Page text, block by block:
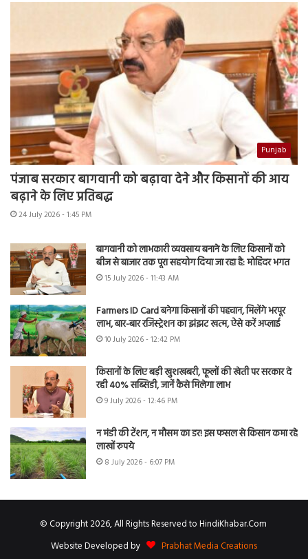
Punjab
पंजाब सरकार बागवानी को बढ़ावा देने और किसानों की आय
बढ़ाने के लिए प्रतिबद्ध
24 July 2026 - 1:45 PM
बागवानी को लाभकारी व्यवसाय बनाने के लिए किसानों को
बीज से बाजार तक पूरा सहयोग दिया जा रहा है: मोहिंदर भगत
15 July 2026 - 11:43 AM
Farmers ID Card बनेगा किसानों की पहचान, मिलेंगे भरपूर
लाभ, बार-बार रजिस्ट्रेशन का झंझट खत्म, ऐसे करें अप्लाई
10 July 2026 - 12:42 PM
किसानों के लिए बड़ी खुशखबरी, फूलों की खेती पर सरकार दे
रही 40% सब्सिडी, जानें कैसे मिलेगा लाभ
9 July 2026 - 12:46 PM
न मंडी की टेंशन, न मौसम का डर! इस फसल से किसान कमा रहे
लाखों रुपये
8 July 2026 - 6:07 PM
© Copyright 2026, All Rights Reserved to HindiKhabar.Com
Website Developed by
Prabhat Media Creations